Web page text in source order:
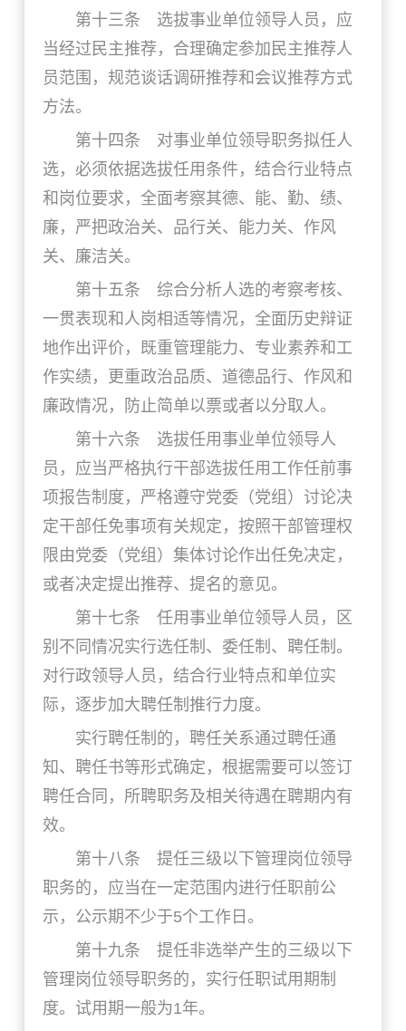
第十三条 选拔事业单位领导人员，应
当经过民主推荐，合理确定参加民主推荐人
员范围，规范谈话调研推荐和会议推荐方式
方法。
第十四条 对事业单位领导职务拟任人
选，必须依据选拔任用条件，结合行业特点
和岗位要求，全面考察其德、能、勤、绩、
廉，严把政治关、品行关、能力关、作风
关、廉洁关。
第十五条 综合分析人选的考察考核、
一贯表现和人岗相适等情况，全面历史辩证
地作出评价，既重管理能力、专业素养和工
作实绩，更重政治品质、道德品行、作风和
廉政情况，防止简单以票或者以分取人。
第十六条 选拔任用事业单位领导人
员，应当严格执行干部选拔任用工作任前事
项报告制度，严格遵守党委（党组）讨论决
定干部任免事项有关规定，按照干部管理权
限由党委（党组）集体讨论作出任免决定，
或者决定提出推荐、提名的意见。
第十七条 任用事业单位领导人员，区
别不同情况实行选任制、委任制、聘任制。
对行政领导人员，结合行业特点和单位实
际，逐步加大聘任制推行力度。
实行聘任制的，聘任关系通过聘任通
知、聘任书等形式确定，根据需要可以签订
聘任合同，所聘职务及相关待遇在聘期内有
效。
第十八条 提任三级以下管理岗位领导
职务的，应当在一定范围内进行任职前公
示，公示期不少于5个工作日。
第十九条 提任非选举产生的三级以下
管理岗位领导职务的，实行任职试用期制
度。试用期一般为1年。